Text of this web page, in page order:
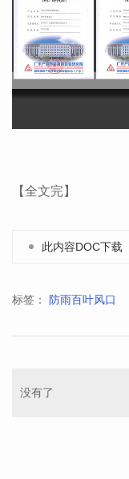
【全文完】
此内容DOC下载
标签： 防雨百叶风口
没有了